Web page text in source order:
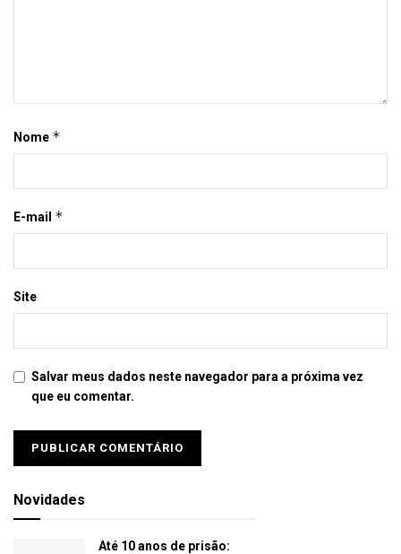
Nome *
E-mail *
Site
Salvar meus dados neste navegador para a próxima vez
que eu comentar.
Novidades
Até 10 anos de prisão: